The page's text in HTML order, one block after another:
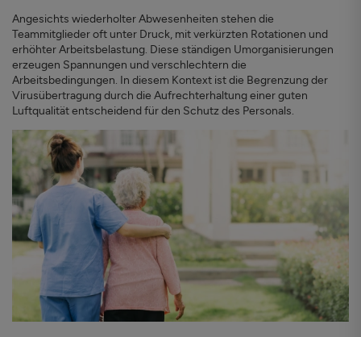
Angesichts wiederholter Abwesenheiten stehen die
Teammitglieder oft unter Druck, mit verkürzten Rotationen und
erhöhter Arbeitsbelastung. Diese ständigen Umorganisierungen
erzeugen Spannungen und verschlechtern die
Arbeitsbedingungen. In diesem Kontext ist die Begrenzung der
Virusübertragung durch die Aufrechterhaltung einer guten
Luftqualität entscheidend für den Schutz des Personals.